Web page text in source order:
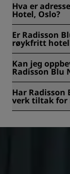
Hva er
Hotel, Oslo?
Oslo, Norge.
Er Radisson
røykfritt
Ja, Radisson
Kan jeg
Radisson Blu
Nydalen Hotel,
Har Radisson
verk tiltak for
https://